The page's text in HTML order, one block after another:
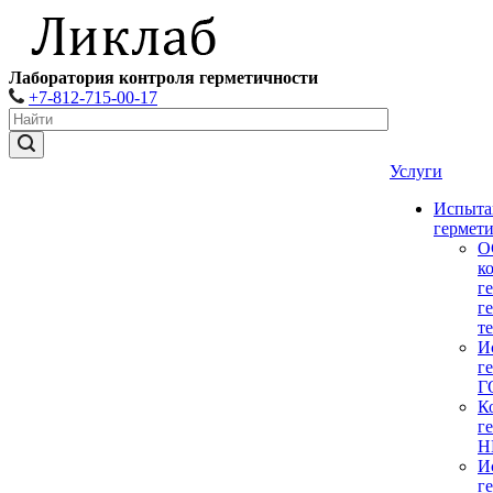
Лаборатория контроля герметичности
+7-812-715-00-17
Услуги